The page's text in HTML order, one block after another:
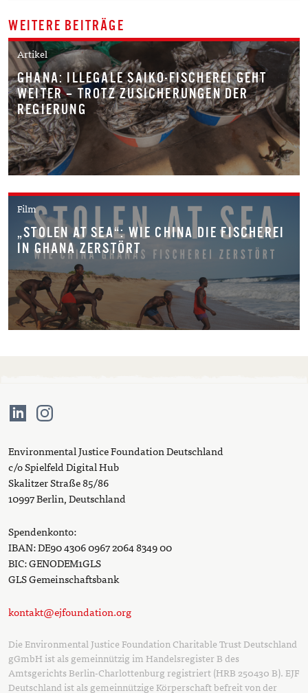
WEITERE BEITRÄGE
Artikel
GHANA: ILLEGALE SAIKO-FISCHEREI GEHT
WEITER – TROTZ ZUSICHERUNGEN DER
REGIERUNG
Film
„STOLEN AT SEA“: WIE CHINA DIE FISCHEREI
IN GHANA ZERSTÖRT
Environmental Justice Foundation Deutschland
c/o Spielfeld Digital Hub
Skalitzer Straße 85/86
10997 Berlin, Deutschland
Spendenkonto:
IBAN: DE90 4306 0967 2064 8349 00
BIC: GENODEM1GLS
GLS Gemeinschaftsbank
kontakt@ejfoundation.org
Die Environmental Justice Foundation Charitable Trust Deutschland
gGmbH ist als gemeinnützig im Handelsregister B des
Amtsgerichts Berlin-Charlottenburg registriert (HRB 250430 B). EJF
Deutschland ist als gemeinnützige Körperschaft befreit von der